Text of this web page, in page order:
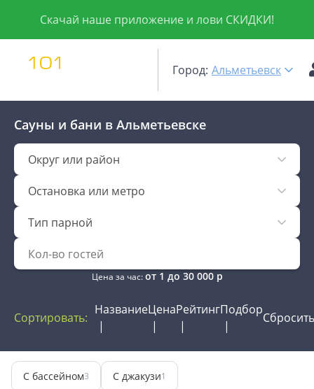
Скачай наше приложение и лови СКИДКИ!
Город: Альметьевск
Сауны и бани в Альметьевске
Округ или район
Остановка или метро
Тип парной
Цена за час:от 1 до 30 000р
Сортировать:
НазваниеЦенаРейтингПодбор
Сбросить
С бассейном3 С джакузи1